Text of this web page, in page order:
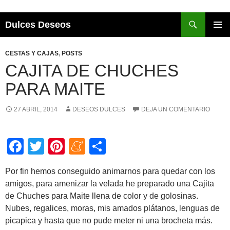
Dulces Deseos
CONTENIDO
CESTAS Y CAJAS, POSTS
CAJITA DE CHUCHES
PARA MAITE
27 ABRIL, 2014 DESEOS DULCES DEJA UN COMENTARIO
F
c
e
b
T
tt
er
Pi
er
e
st
M
n
e
a
m
p
ar
Por fin hemos conseguido animarnos para quedar con los
amigos, para amenizar la velada he preparado una Cajita
de Chuches para Maite llena de color y de golosinas.
Nubes, regalices, moras, mis amados plátanos, lenguas de
picapica y hasta que no pude meter ni una brocheta más.